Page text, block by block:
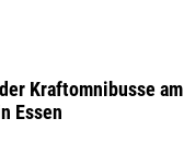
Kraftomnibusse am
Essen